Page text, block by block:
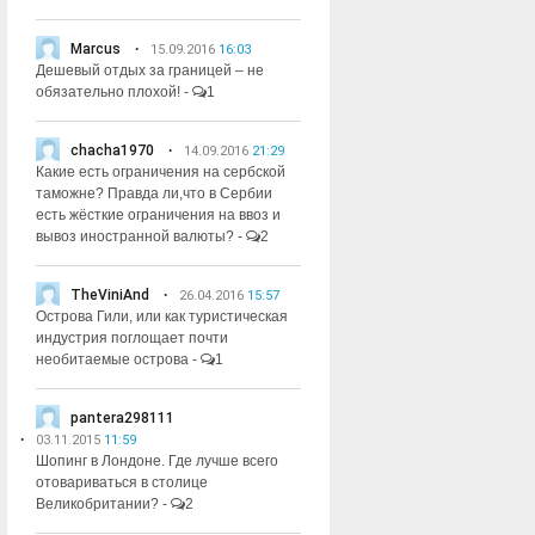
Marcus 15.09.2016 16:03
Дешевый отдых за границей – не
обязательно плохой! - 1
chacha1970 14.09.2016 21:29
Какие есть ограничения на сербской
таможне? Правда ли,что в Сербии
есть жёсткие ограничения на ввоз и
вывоз иностранной валюты? - 2
TheViniAnd 26.04.2016 15:57
Острова Гили, или как туристическая
индустрия поглощает почти
необитаемые острова - 1
pantera298111
03.11.2015 11:59
Шопинг в Лондоне. Где лучше всего
отовариваться в столице
Великобритании? - 2